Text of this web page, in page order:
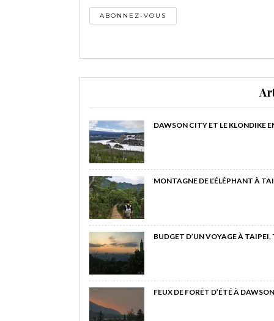
DAWSON CITY ET LE KLONDIKE
MONTAGNE DE L’ÉLÉPHANT À
BUDGET D’UN VOYAGE À
FEUX DE FORÊT D’ÉTÉ À